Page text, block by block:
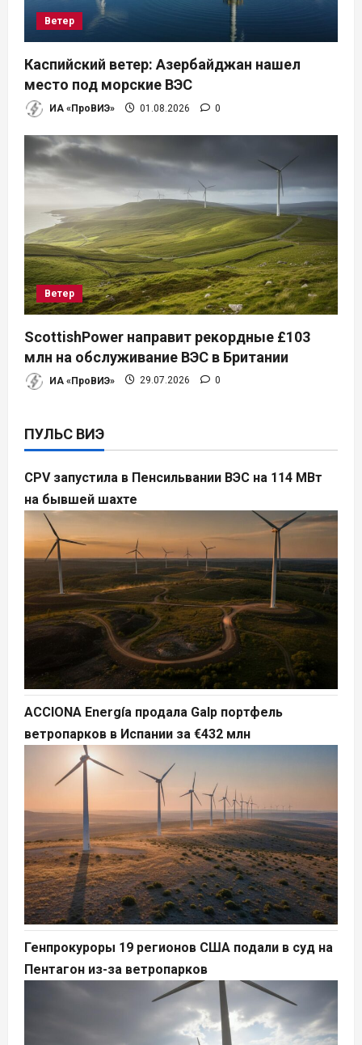
Ветер
Каспийский ветер: Азербайджан нашел
место под морские ВЭС
ИА «ПроВИЭ» 01.08.2026 0
Ветер
ScottishPower направит рекордные £103
млн на обслуживание ВЭС в Британии
ИА «ПроВИЭ» 29.07.2026 0
ПУЛЬС ВИЭ
CPV запустила в Пенсильвании ВЭС на 114 МВт
на бывшей шахте
ACCIONA Energía продала Galp портфель
ветропарков в Испании за €432 млн
Генпрокуроры 19 регионов США подали в суд на
Пентагон из-за ветропарков